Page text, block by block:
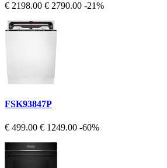
€ 2198.00 € 2790.00 -21%
FSK93847P
€ 499.00 € 1249.00 -60%